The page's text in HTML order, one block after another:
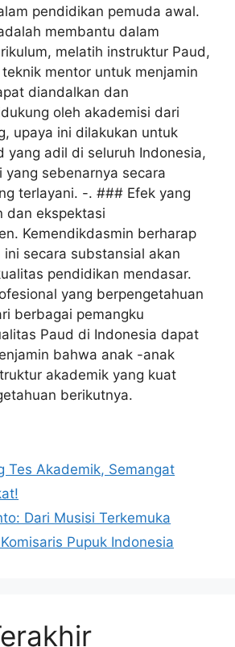
pendidikan pemuda awal.
membantu dalam
melatih instruktur Paud,
mentor untuk menjamin
diandalkan dan
oleh akademisi dari
upaya ini dilakukan untuk
yang adil di seluruh Indonesia,
yang sebenarnya secara
terlayani. -. ### Efek yang
dan ekspektasi
Kemendikdasmin berharap
secara substansial akan
pendidikan mendasar.
yang berpengetahuan
berbagai pemangku
Paud di Indonesia dapat
bahwa anak -anak
akademik yang kuat
berikutnya.
Tes Akademik, Semangat
Dari Musisi Terkemuka
Pupuk Indonesia